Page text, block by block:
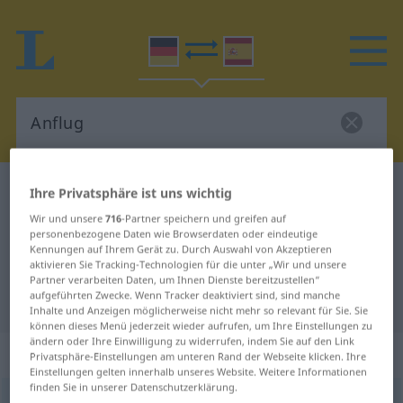
Deutsch-Spanisch Wörterbuch
Deutsch-Spanisch Übersetzung für
"Anflug"
"Anflug" Spanisch Übersetzung
„Anflug“: Maskulinum
Ihre Privatsphäre ist uns wichtig
Wir und unsere716-Partner speichern und greifen auf
personenbezogene Daten wie Browserdaten oder eindeutige
Kennungen auf Ihrem Gerät zu. Durch Auswahl von Akzeptieren
aktivieren Sie Tracking-Technologien für die unter „Wir und unsere
Partner verarbeiten Daten, um Ihnen Dienste bereitzustellen“
aufgeführten Zwecke. Wenn Tracker deaktiviert sind, sind manche
Inhalte und Anzeigen möglicherweise nicht mehr so relevant für Sie. Sie
können dieses Menü jederzeit wieder aufrufen, um Ihre Einstellungen zu
ändern oder Ihre Einwilligung zu widerrufen, indem Sie auf den Link
Privatsphäre-Einstellungen am unteren Rand der Webseite klicken. Ihre
Einstellungen gelten innerhalb unseres Website. Weitere Informationen
finden Sie in unserer Datenschutzerklärung.